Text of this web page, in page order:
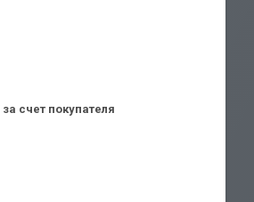
за счет покупателя